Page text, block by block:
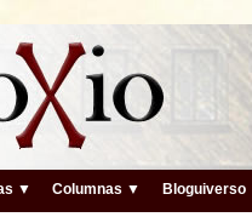
▼ Columnas ▼ Bloguiverso